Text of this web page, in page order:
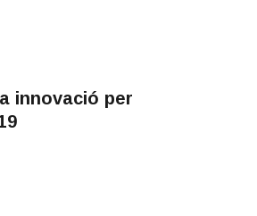
innovació per